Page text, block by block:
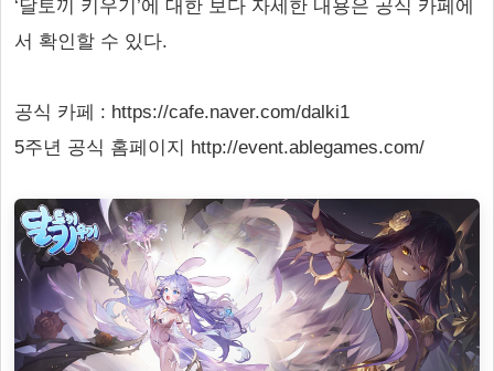
‘달토끼 키우기’에 대한 보다 자세한 내용은 공식 카페에
서 확인할 수 있다.
공식 카페 : https://cafe.naver.com/dalki1
5주년 공식 홈페이지 http://event.ablegames.com/